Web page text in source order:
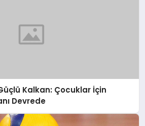
Kalkan: Çocuklar İçin
Devrede